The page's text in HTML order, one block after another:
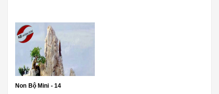
Non Bộ Mini - 14